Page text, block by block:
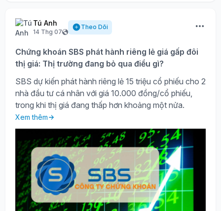
Tú Anh
14 Thg 07
Theo Dõi
Chứng khoán SBS phát hành riêng lẻ giá gấp đôi
thị giá: Thị trường đang bỏ qua điều gì?
SBS dự kiến phát hành riêng lẻ 15 triệu cổ phiếu cho 2
nhà đầu tư cá nhân với giá 10.000 đồng/cổ phiếu,
trong khi thị giá đang thấp hơn khoảng một nửa.
Xem thêm